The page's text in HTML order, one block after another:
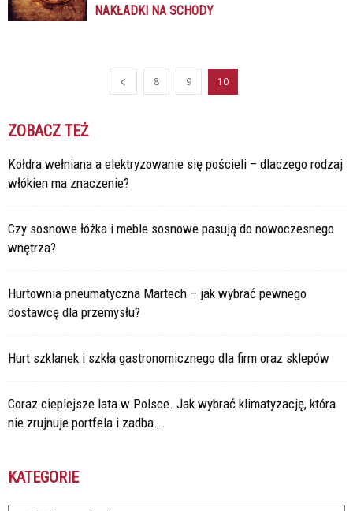
NAKŁADKI NA SCHODY
8 9 10
ZOBACZ TEŻ
Kołdra wełniana a elektryzowanie się pościeli – dlaczego rodzaj
włókien ma znaczenie?
Czy sosnowe łóżka i meble sosnowe pasują do nowoczesnego
wnętrza?
Hurtownia pneumatyczna Martech – jak wybrać pewnego
dostawcę dla przemysłu?
Hurt szklanek i szkła gastronomicznego dla firm oraz sklepów
Coraz cieplejsze lata w Polsce. Jak wybrać klimatyzację, która
nie zrujnuje portfela i zadba...
KATEGORIE
Kategorie